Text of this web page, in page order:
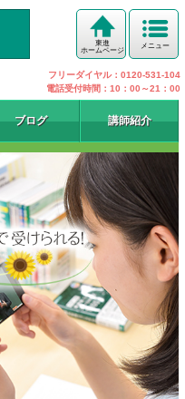
メニュー
東進
ホームページ
フリーダイヤル：0120-531-104
電話受付時間：10：00～21：00
ブログ 講師紹介